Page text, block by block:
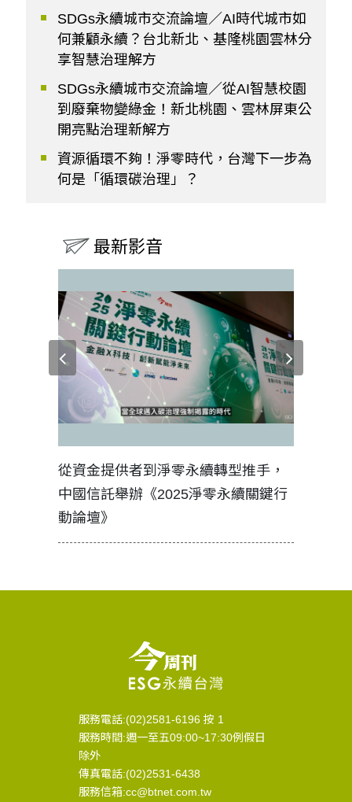
SDGs永續城市交流論壇／AI時代城市如
何兼顧永續？台北新北、基隆桃園雲林分
享智慧治理解方
SDGs永續城市交流論壇／從AI智慧校園
到廢棄物變綠金！新北桃園、雲林屏東公
開亮點治理新解方
資源循環不夠！淨零時代，台灣下一步為
何是「循環碳治理」？
最新影音
從資金提供者到淨零永續轉型推手，
中國信託舉辦《2025淨零永續關鍵行
動論壇》
服務電話:(02)2581-6196 按 1
服務時間:週一至五09:00~17:30例假日
除外
傳真電話:(02)2531-6438
服務信箱:cc@btnet.com.tw